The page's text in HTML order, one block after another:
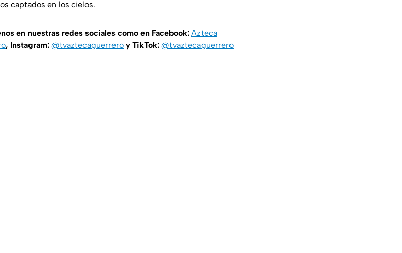
captados en los cielos.
en nuestras redes sociales como en Facebook: Azteca
, Instagram: @tvaztecaguerrero y TikTok: @tvaztecaguerrero